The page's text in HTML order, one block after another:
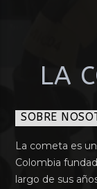
LA
SOBRE
La cometa es
Colombia
largo de sus